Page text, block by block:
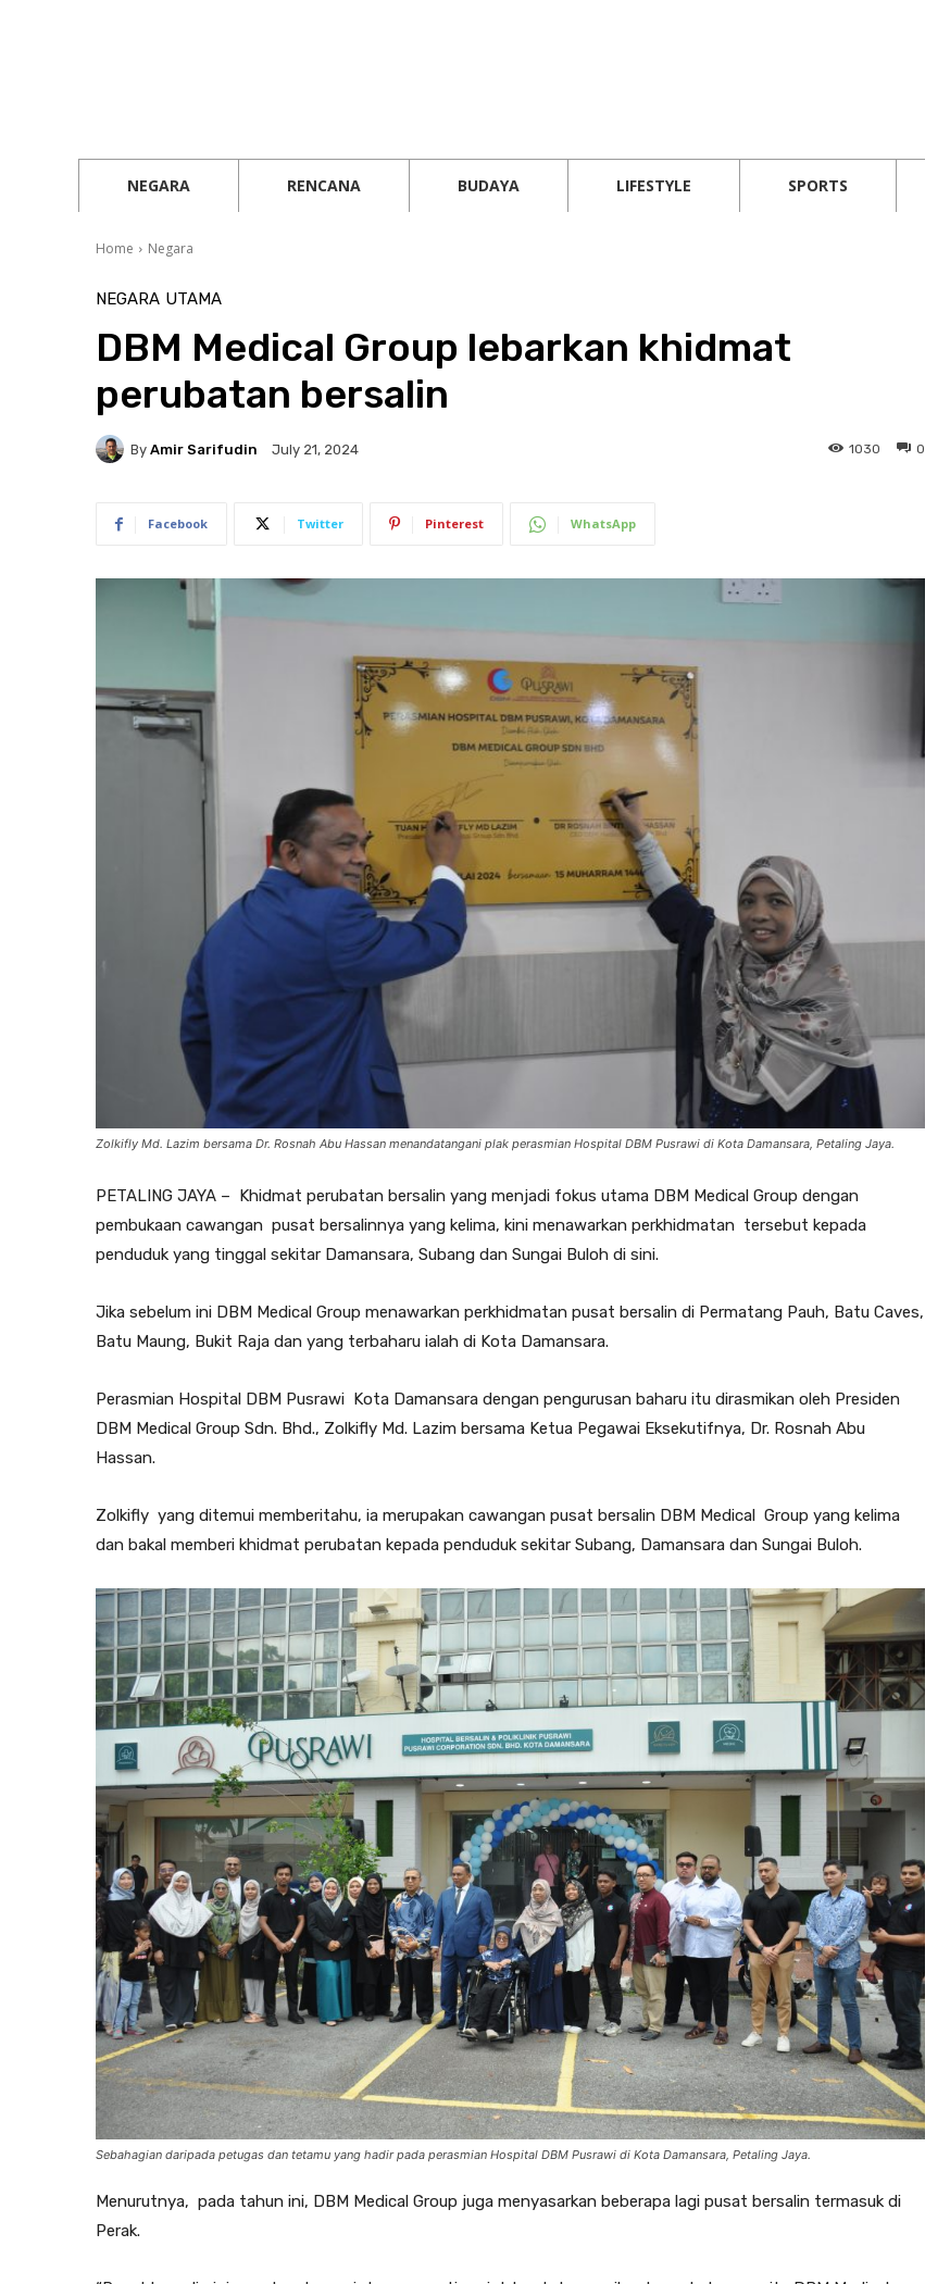
NEGARA RENCANA BUDAYA LIFESTYLE SPORTS
Home Negara
NEGARA UTAMA
DBM Medical Group lebarkan khidmat
perubatan bersalin
By Amir Sarifudin July 21, 2024 0
1030
Facebook Twitter Pinterest WhatsApp
Zolkifly Md. Lazim bersama Dr. Rosnah Abu Hassan menandatangani plak perasmian Hospital DBM Pusrawi di Kota Damansara, Petaling Jaya.
PETALING JAYA – Khidmat perubatan bersalin yang menjadi fokus utama DBM Medical Group dengan
pembukaan cawangan pusat bersalinnya yang kelima, kini menawarkan perkhidmatan tersebut kepada
penduduk yang tinggal sekitar Damansara, Subang dan Sungai Buloh di sini.
Jika sebelum ini DBM Medical Group menawarkan perkhidmatan pusat bersalin di Permatang Pauh, Batu Caves,
Batu Maung, Bukit Raja dan yang terbaharu ialah di Kota Damansara.
Perasmian Hospital DBM Pusrawi Kota Damansara dengan pengurusan baharu itu dirasmikan oleh Presiden
DBM Medical Group Sdn. Bhd., Zolkifly Md. Lazim bersama Ketua Pegawai Eksekutifnya, Dr. Rosnah Abu
Hassan.
Zolkifly yang ditemui memberitahu, ia merupakan cawangan pusat bersalin DBM Medical Group yang kelima
dan bakal memberi khidmat perubatan kepada penduduk sekitar Subang, Damansara dan Sungai Buloh.
Sebahagian daripada petugas dan tetamu yang hadir pada perasmian Hospital DBM Pusrawi di Kota Damansara, Petaling Jaya.
Menurutnya, pada tahun ini, DBM Medical Group juga menyasarkan beberapa lagi pusat bersalin termasuk di
Perak.